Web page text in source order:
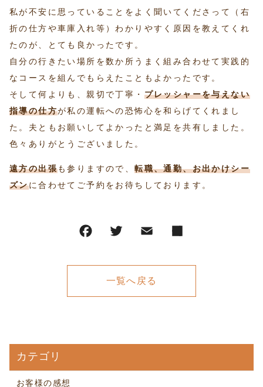
私が不安に思っていることをよく聞いてくださって（右
折の仕方や車庫入れ等）わかりやすく原因を教えてくれ
たのが、とても良かったです。
自分の行きたい場所を数か所うまく組み合わせて実践的
なコースを組んでもらえたこともよかったです。
そして何よりも、親切で丁寧・ プレッシャーを与えない
指導の仕方が私の運転への恐怖心を和らげてくれまし
た。夫ともお願いしてよかったと満足を共有しました。
色々ありがとうございました。
遠方の出張も参りますので、転職、通勤、お出かけシー
ズンに合わせてご予約をお待ちしております。
一覧へ戻る
カテゴリ
お客様の感想